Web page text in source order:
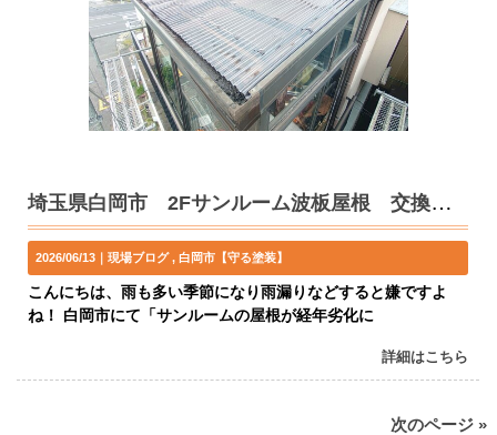
埼玉県白岡市 2Fサンルーム波板屋根 交換工事
2026/06/13｜現場ブログ 白岡市【守る塗装】
こんにちは、雨も多い季節になり雨漏りなどすると嫌ですよ
ね！ 白岡市にて「サンルームの屋根が経年劣化に
詳細はこちら
次のページ »